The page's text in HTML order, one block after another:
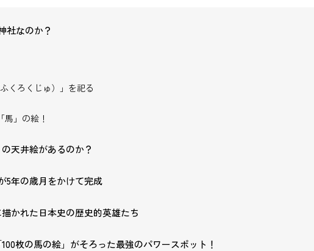
社なのか？
くろくじゅ）」を祀る
」の絵！
天井絵があるのか？
5年の歳月をかけて完成
かれた日本史の歴史的英雄たち
枚の馬の絵」がそろった最強のパワースポット！